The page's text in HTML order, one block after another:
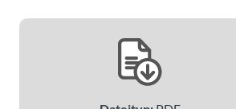
Unterstützung